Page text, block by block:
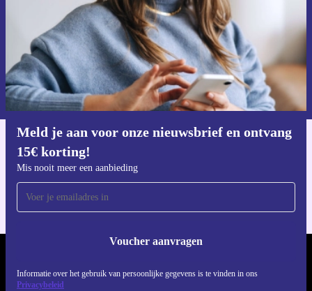
Kies voor de Conor WRC Porto (2024) en ervaar het
plezier van elektrisch fietsen, mét oog voor het milieu.
🚲
Meld je aan voor onze nieuwsbrief en ontvang
15€ korting!
Mis nooit meer een aanbieding
Voucher aanvragen
Informatie over het gebruik van persoonlijke gegevens is te vinden in ons
Privacybeleid
Voucher aanvragen
Informatie over het gebruik van persoonsgegevens vind je in ons
privacybeleid.
Voor iOS en Android